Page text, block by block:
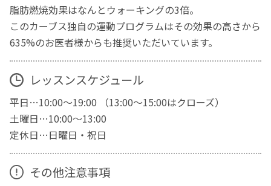
脂肪燃焼効果はなんとウォーキングの3倍。
このカーブス独自の運動プログラムはその効果の高さから
635%のお医者様からも推奨いただいています。
レッスンスケジュール
平日…10:00～19:00 （13:00～15:00はクローズ）
土曜日…10:00～13:00
定休日…日曜日・祝日
その他注意事項